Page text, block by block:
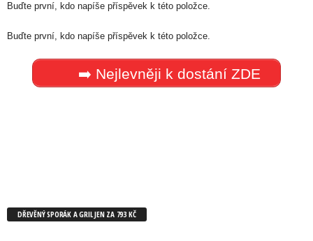
Buďte první, kdo napíše příspěvek k této položce.
Buďte první, kdo napíše příspěvek k této položce.
➡️ Nejlevněji k dostání ZDE
DŘEVĚNÝ SPORÁK A GRIL JEN ZA 793 KČ